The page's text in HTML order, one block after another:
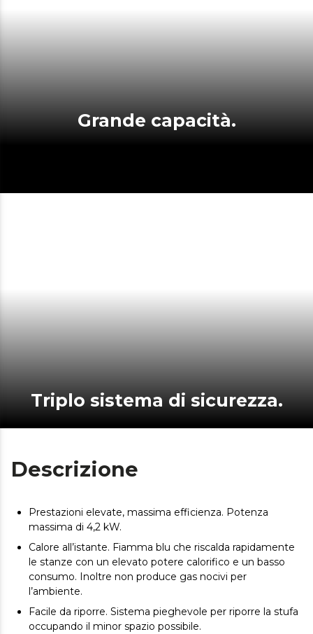
Grande capacità.
Triplo sistema di sicurezza.
Descrizione
Prestazioni elevate, massima efficienza. Potenza
massima di 4,2 kW.
Calore all’istante. Fiamma blu che riscalda rapidamente
le stanze con un elevato potere calorifico e un basso
consumo. Inoltre non produce gas nocivi per
l’ambiente.
Facile da riporre. Sistema pieghevole per riporre la stufa
occupando il minor spazio possibile.